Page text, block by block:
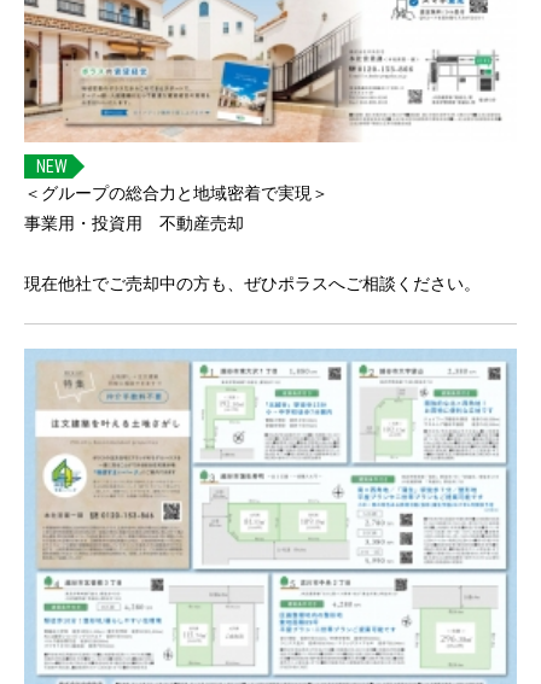
NEW
＜グループの総合力と地域密着で実現＞
事業用・投資用 不動産売却
現在他社でご売却中の方も、ぜひポラスへご相談ください。